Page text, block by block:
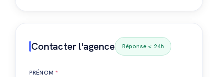
Contacter l'agence Réponse < 24h
PRÉNOM*